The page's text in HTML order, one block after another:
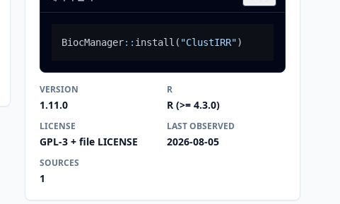
BiocManager:: install ( "ClustIRR")
VERSION
1.11.0
R
R (>= 4.3.0)
LICENSE
GPL-3 + file LICENSE
LAST OBSERVED
2026-08-05
SOURCES
1